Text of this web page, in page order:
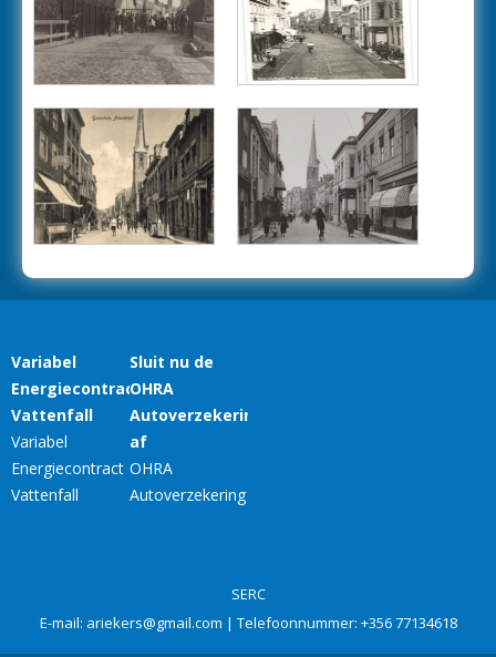
SERC
E-mail: ariekers@gmail.com | Telefoonnummer: +356 77134618